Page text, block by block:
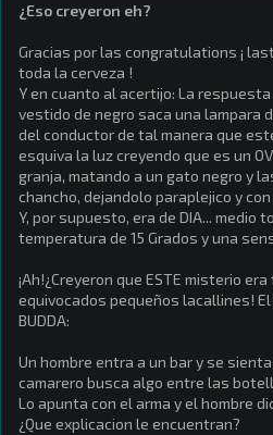
¿Eso creyeron eh?
Gracias por las congratulations ¡
toda la cerveza !
Y en cuanto al acertijo: La
vestido de negro saca una lampara
del conductor de tal manera que
esquiva la luz creyendo que es un
granja, matando a un gato negro y
chancho, dejandolo paraplejico y
Y, por supuesto, era de DIA... medio
temperatura de 15 Grados y una
¡Ah!¿Creyeron que ESTE misterio
equivocados pequeños lacallines!
BUDDA:
Un hombre entra a un bar y se
camarero busca algo entre las
Lo apunta con el arma y el hombre
¿Que explicacion le encuentran?